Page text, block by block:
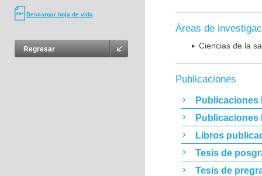
Descargar hoja de vida
Regresar
Áreas de
Ciencias de la
Publicaciones
Publicaciones
Publicaciones
Libros
Tesis de
Tesis de